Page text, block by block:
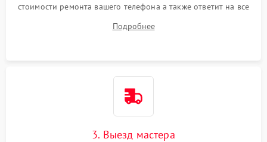
стоимости ремонта вашего телефона а также ответит на все
Подробнее
3. Выезд мастера